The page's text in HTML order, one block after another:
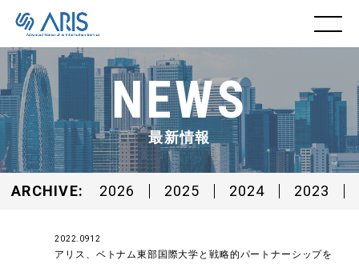
NEWS
最新情報
2022.0912
アリス、ベトナム東部国際大学と戦略的パートナーシップを
ARCHIVE 2026 2025 2024 2023